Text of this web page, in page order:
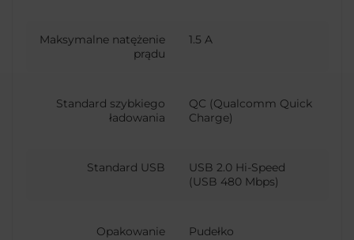
Maksymalne natężenie
prądu
1.5 A
Standard szybkiego
ładowania
QC (Qualcomm Quick
Charge)
Standard USB
USB 2.0 Hi-Speed
(USB 480 Mbps)
Opakowanie Pudełko